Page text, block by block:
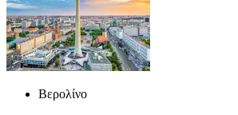
Βερολίνο